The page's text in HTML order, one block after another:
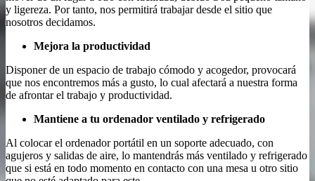
y ligereza. Por tanto, nos permitirá trabajar desde el sitio que
nosotros decidamos.
Mejora la productividad
Disponer de un espacio de trabajo cómodo y acogedor, provocará
que nos encontremos más a gusto, lo cual afectará a nuestra forma
de afrontar el trabajo y productividad.
Mantiene a tu ordenador ventilado y refrigerado
Al colocar el ordenador portátil en un soporte adecuado, con
agujeros y salidas de aire, lo mantendrás más ventilado y refrigerado
que si está en todo momento en contacto con una mesa u otro sitio